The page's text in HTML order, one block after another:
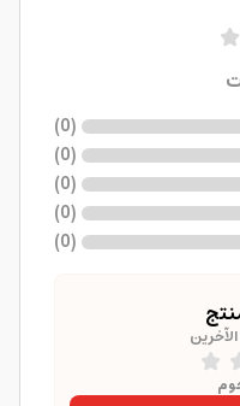
(
0
)
(
0
)
(
0
)
(
0
)
(
0
)